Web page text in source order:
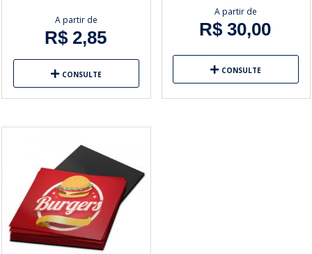
A partir de
R$ 2,85
CONSULTE
A partir de
R$ 30,00
CONSULTE